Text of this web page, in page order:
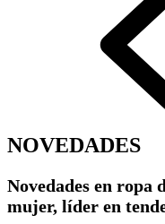
NOVEDADES
Novedades en ropa
mujer, líder en